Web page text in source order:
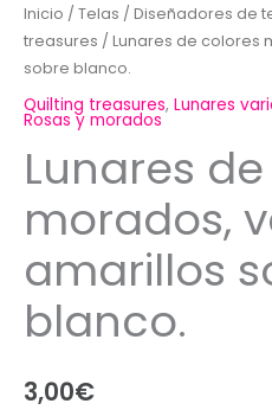
Inicio / Telas / Diseñadores de
treasures / Lunares de colores
sobre blanco.
Quilting treasures, Lunares
Rosas y morados
Lunares
morados,
amarillos
blanco.
3,00€